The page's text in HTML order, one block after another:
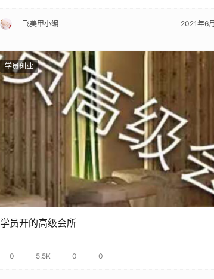
一飞美甲小编 2021年6
学员创业
学员开的高级会所
0 5.5K 0 0